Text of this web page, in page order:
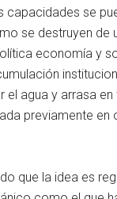
capacidades se
se destruyen de
economía y
el agua y arrasa
previamente en
que la idea es